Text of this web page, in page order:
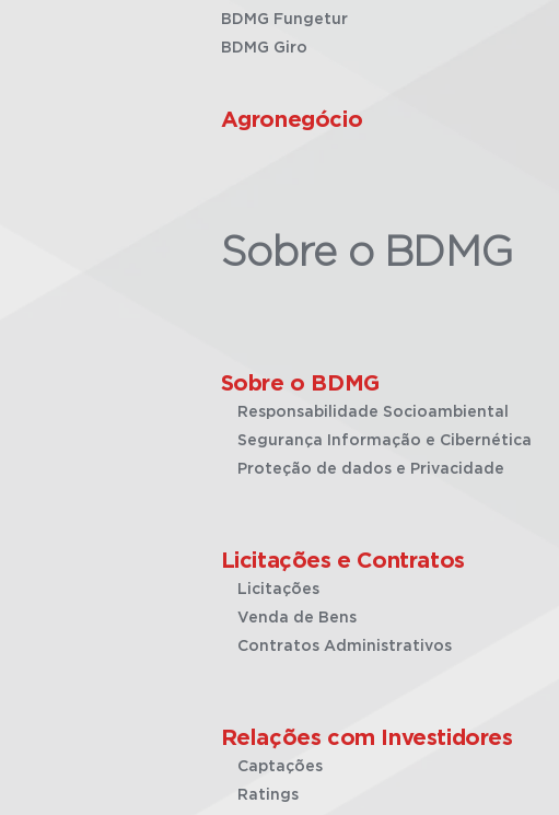
BDMG Fungetur
BDMG Giro
Agronegócio
Sobre o BDMG
Sobre o BDMG
Responsabilidade Socioambiental
Segurança Informação e Cibernética
Proteção de dados e Privacidade
Licitações e Contratos
Licitações
Venda de Bens
Contratos Administrativos
Relações com Investidores
Captações
Ratings